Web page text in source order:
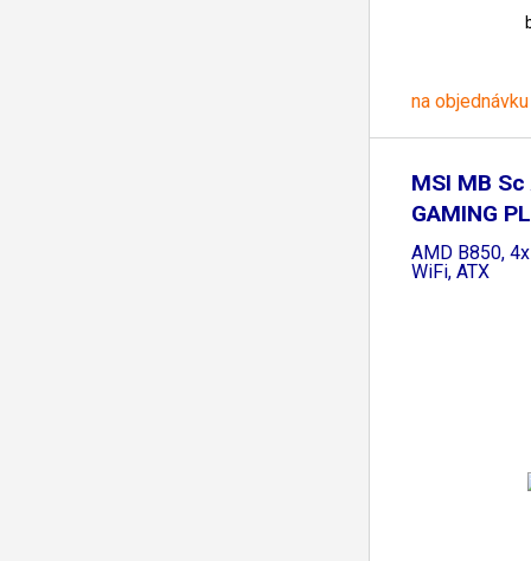
na objednávku
MSI MB
GAMING
AMD B850,
WiFi, ATX